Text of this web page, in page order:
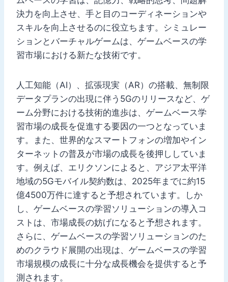
決力を向上させ、手と目のコーディネーションや
スキルを向上させるのに役立ちます。シミュレー
ションとバーチャルゲームは、ゲームベースの学
習市場における新たな技術です。
人工知能（AI）、拡張現実（AR）の搭載、無制限
データプランの出現に伴う5Gのリリースなど、ゲ
ーム分野における技術的進歩は、ゲームベース学
習市場の成長を促進する要因の一つとなっていま
す。また、世界的なスマートフォンの増加やイン
ターネットの普及が市場の成長を後押ししていま
す。例えば、エリクソンによると、アジア太平洋
地域の5Gモバイル契約数は、2025年までに約15
億4500万件に達すると予想されています。しか
し、ゲームベースの学習ソリューションの導入コ
ストは、市場成長の妨げになると予想されます。
さらに、ゲームベースの学習ソリューションのた
めのクラウド展開の出現は、ゲームベースの学習
市場規模の成長に十分な成長機会を提供すると予
測されます。